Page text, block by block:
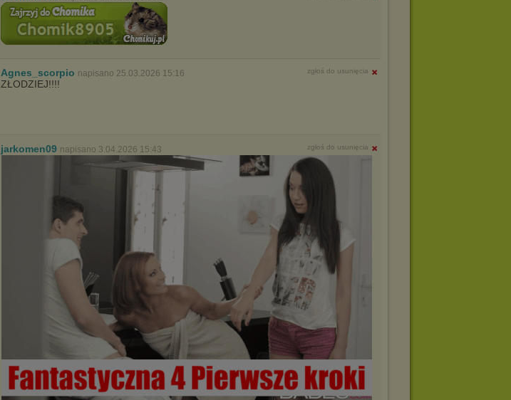
Agnes_scorpio napisano 25.03.2026 15:16 zgłoś do usunięcia
ZŁODZIEJ!!!!
jarkomen09 napisano 3.04.2026 15:43 zgłoś do usunięcia